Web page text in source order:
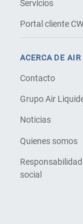
Servicios
Portal cliente CW
ACERCA DE
Contacto
Grupo Air
Noticias
Quienes somos
Responsabilidad
social